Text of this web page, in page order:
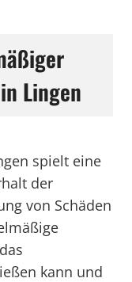
Lingen
spielt eine
der
von Schäden
kann und